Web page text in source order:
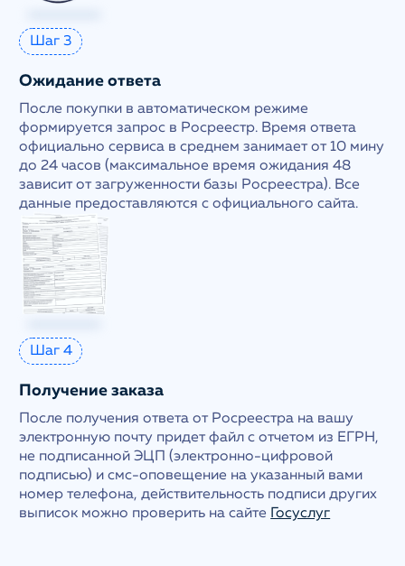
Шаг 3
Ожидание ответа
После покупки в автоматическом режиме
формируется запрос в Росреестр. Время ответа
официально сервиса в среднем занимает от 10 мину
до 24 часов (максимальное время ожидания 48
зависит от загруженности базы Росреестра). Все
данные предоставляются с официального сайта.
Шаг 4
Получение заказа
После получения ответа от Росреестра на вашу
электронную почту придет файл с отчетом из ЕГРН,
не подписанной ЭЦП (электронно-цифровой
подписью) и смс-оповещение на указанный вами
номер телефона, действительность подписи других
выписок можно проверить на сайте
Госуслуг